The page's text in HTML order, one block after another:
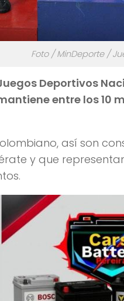
Foto / MinDeporte /
Deportivos
entre los 10
así son
y que